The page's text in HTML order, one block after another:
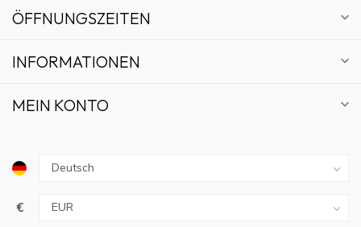
ÖFFNUNGSZEITEN
INFORMATIONEN
MEIN KONTO
€